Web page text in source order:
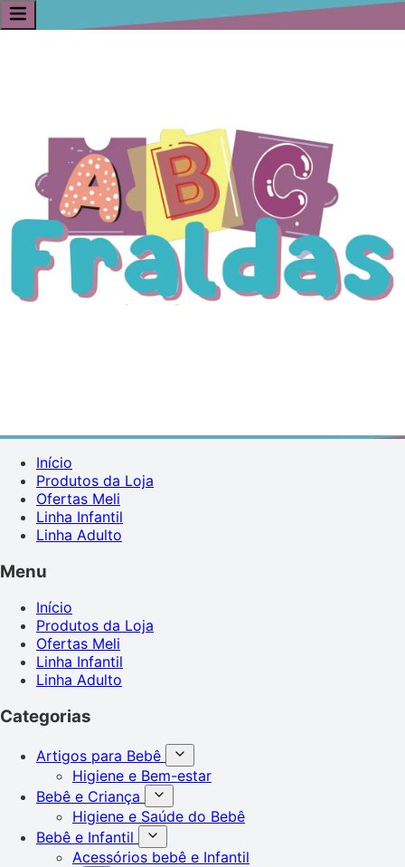
Início
Produtos da Loja
Ofertas Meli
Linha Infantil
Linha Adulto
Menu
Início
Produtos da Loja
Ofertas Meli
Linha Infantil
Linha Adulto
Categorias
Artigos para Bebê
Higiene e Bem-estar
Bebê e Criança
Higiene e Saúde do Bebê
Bebê e Infantil
Acessórios bebê e Infantil